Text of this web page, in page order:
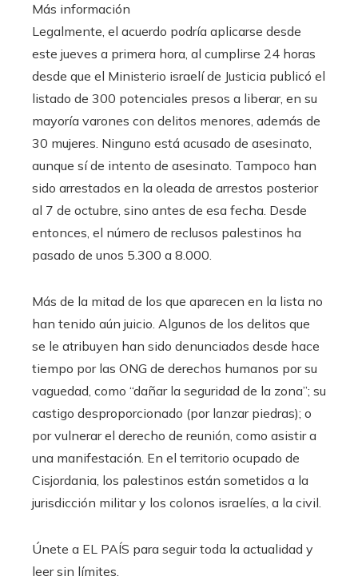
Más información
Legalmente, el acuerdo podría aplicarse desde
este jueves a primera hora, al cumplirse 24 horas
desde que el Ministerio israelí de Justicia publicó el
listado de 300 potenciales presos a liberar, en su
mayoría varones con delitos menores, además de
30 mujeres. Ninguno está acusado de asesinato,
aunque sí de intento de asesinato. Tampoco han
sido arrestados en la oleada de arrestos posterior
al 7 de octubre, sino antes de esa fecha. Desde
entonces, el número de reclusos palestinos ha
pasado de unos 5.300 a 8.000.
Más de la mitad de los que aparecen en la lista no
han tenido aún juicio. Algunos de los delitos que
se le atribuyen han sido denunciados desde hace
tiempo por las ONG de derechos humanos por su
vaguedad, como “dañar la seguridad de la zona”; su
castigo desproporcionado (por lanzar piedras); o
por vulnerar el derecho de reunión, como asistir a
una manifestación. En el territorio ocupado de
Cisjordania, los palestinos están sometidos a la
jurisdicción militar y los colonos israelíes, a la civil.
Únete a EL PAÍS para seguir toda la actualidad y
leer sin límites.